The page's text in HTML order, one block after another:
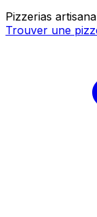
Pizzerias
Trouver une